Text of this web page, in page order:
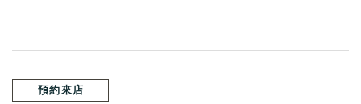
預約來店